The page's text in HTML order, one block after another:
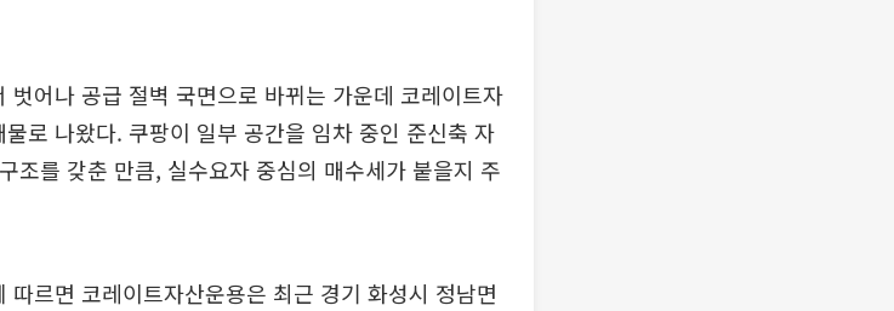
어나 공급 절벽 국면으로 바뀌는 가운데 코레이트자
로 나왔다. 쿠팡이 일부 공간을 임차 중인 준신축 자
조를 갖춘 만큼, 실수요자 중심의 매수세가 붙을지 주
르면 코레이트자산운용은 최근 경기 화성시 정남면